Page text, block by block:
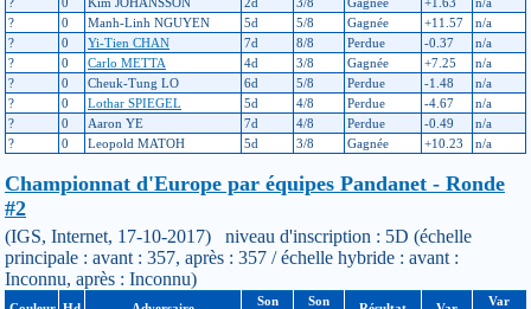
?
0 Manh-Linh NGUYEN 5d 5/8 Gagnée +11.57
n/a
?
0 Yi-Tien CHAN 7d 8/8 Perdue -0.37
n/a
?
0 Carlo METTA 4d 3/8 Gagnée +7.25
n/a
?
0 Cheuk-Tung LO 6d 5/8 Perdue -1.48
n/a
?
0 Lothar SPIEGEL 5d 4/8 Perdue -4.67
n/a
?
0 Aaron YE 7d 4/8 Perdue -0.49
n/a
?
0 Leopold MATOH 5d 3/8 Gagnée +10.23 n/a
Championnat d'Europe par équipes Pandanet - Ronde
#2
(IGS, Internet, 17-10-2017) niveau d'inscription : 5D (échelle
principale : avant : 357, après : 357 / échelle hybride : avant :
Inconnu, après : Inconnu)
Son
Son
Var